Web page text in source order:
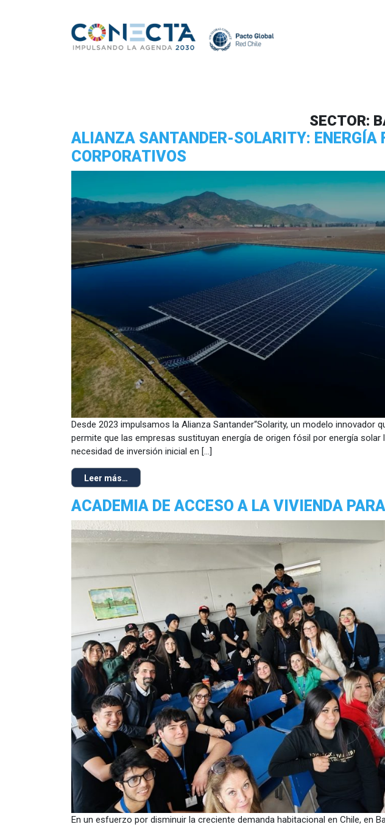
SECTOR:
ALIANZA SANTANDER-SOLARITY: ENERGÍA
CORPORATIVOS
Desde 2023 impulsamos la Alianza Santander“Solarity, un modelo
permite que las empresas sustituyan energía de origen fósil por energía
necesidad de inversión inicial en […]
Leer más…
ACADEMIA DE ACCESO A LA VIVIENDA
En un esfuerzo por disminuir la creciente demanda habitacional en Chile, en